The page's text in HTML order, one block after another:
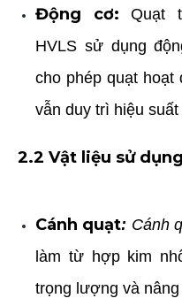
Động cơ: Quạt
HVLS sử dụng
cho phép quạt hoạt
vẫn duy trì hiệu
2.2 Vật liệu sử
Cánh quạt: Cánh
làm từ hợp kim
trọng lượng và